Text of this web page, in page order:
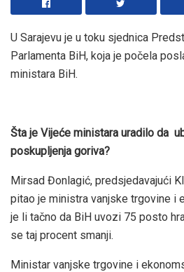
U Sarajevu je u toku sjednica
Parlamenta BiH, koja je počela
ministara BiH.
Šta je Vijeće ministara uradilo da
poskupljenja goriva?
Mirsad Đonlagić, predsjedavajući
pitao je ministra vanjske trgovine i
je li tačno da BiH uvozi 75 posto
se taj procent smanji.
Ministar vanjske trgovine i